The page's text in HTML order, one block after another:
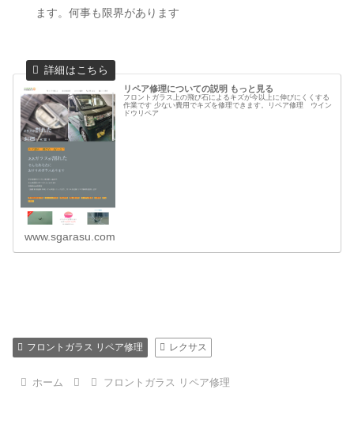
ます。何事も限界があります
リペア修理についての説明 もっと見る
フロントガラス上の飛び石によるキズが今以上に伸びにくくする
作業です 少ない費用でキズを修理できます。リペア修理 ウイン
ドウリペア
www.sgarasu.com
フロントガラス リペア修理 レクサス
ホーム フロントガラス リペア修理